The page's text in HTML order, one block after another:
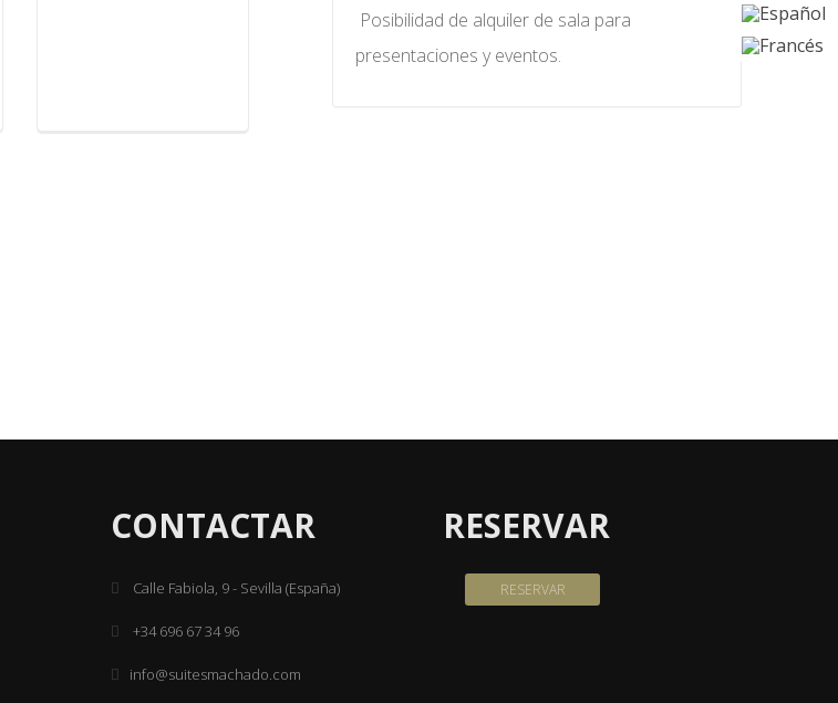
Posibilidad de alquiler de sala para
presentaciones y eventos.
CONTACTAR
Calle Fabiola, 9 - Sevilla (España)
+34 696 67 34 96
info@suitesmachado.com
RESERVAR
RESERVAR